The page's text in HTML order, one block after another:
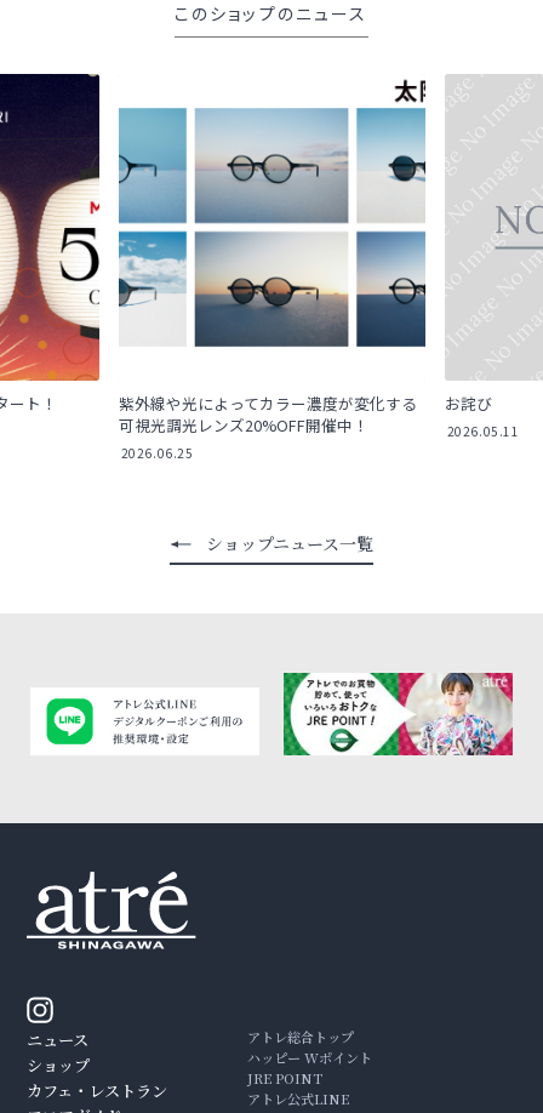
このショップのニュース
ート！
紫外線や光によってカラー濃度が変化する
可視光調光レンズ20%OFF開催中！
2026.06.25
お詫び
2026.05.11
ショップニュース一覧
ニュース
ショップ
カフェ・レストラン
アトレ総合トップ
ハッピー Wポイント
JRE POINT
アトレ公式LINE